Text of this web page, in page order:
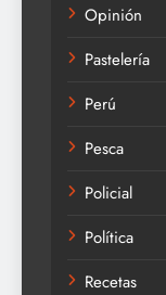
Opinión
Pastelería
Perú
Pesca
Policial
Política
Recetas